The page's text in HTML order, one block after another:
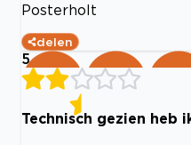
Posterholt
delen
5
Technisch gezien heb